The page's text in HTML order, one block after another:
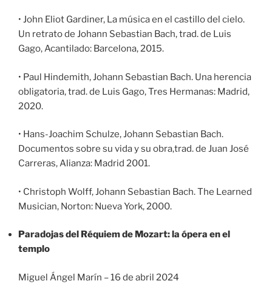
• John Eliot Gardiner, La música en el castillo del cielo.
Un retrato de Johann Sebastian Bach, trad. de Luis
Gago, Acantilado: Barcelona, 2015.
• Paul Hindemith, Johann Sebastian Bach. Una herencia
obligatoria, trad. de Luis Gago, Tres Hermanas: Madrid,
2020.
• Hans-Joachim Schulze, Johann Sebastian Bach.
Documentos sobre su vida y su obra,trad. de Juan José
Carreras, Alianza: Madrid 2001.
• Christoph Wolff, Johann Sebastian Bach. The Learned
Musician, Norton: Nueva York, 2000.
Paradojas del Réquiem de Mozart: la ópera en el
templo
Miguel Ángel Marín – 16 de abril 2024